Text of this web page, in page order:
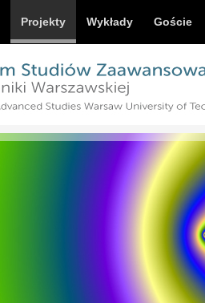
Projekty Wykłady Goście